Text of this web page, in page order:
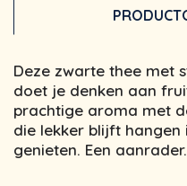
Deze zwarte thee met
doet je denken aan
prachtige aroma met
die lekker blijft
genieten. Een aanrader.